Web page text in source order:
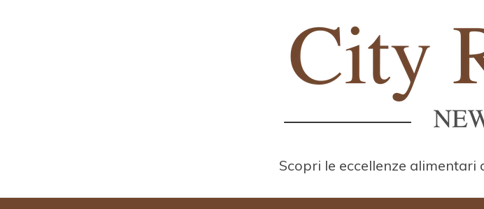
Scopri le eccellenze alimentari